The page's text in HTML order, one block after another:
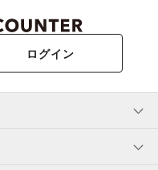
ログイン